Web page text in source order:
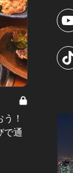
！
で通
Vol.21
寿
な
#鮨